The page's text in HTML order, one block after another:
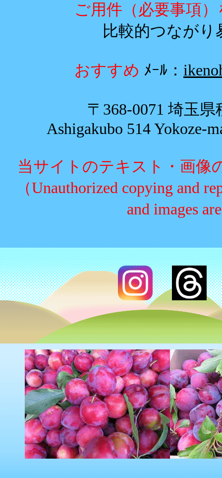
ご用件（必要事項
比較的つながり
おすすめ ﾒｰﾙ：
〒368-0071 埼玉
Ashigakubo 514 Yokoze-
当サイトのテキスト・画像
（Unauthorized copying and
and images